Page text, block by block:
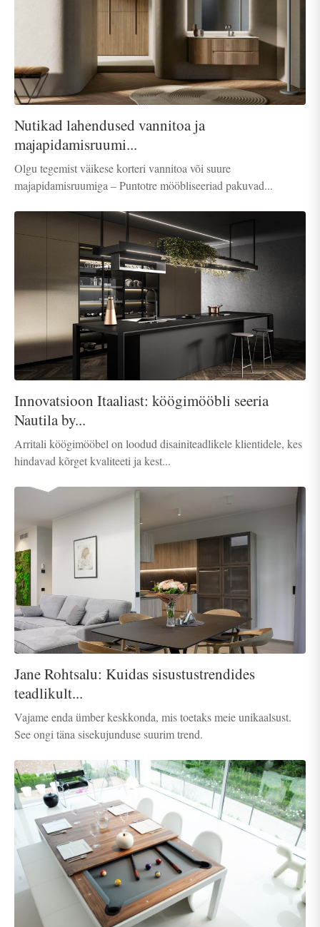
Nutikad lahendused vannitoa ja
majapidamisruumi...
Olgu tegemist väikese korteri vannitoa või suure
majapidamisruumiga – Puntotre mööbliseeriad pakuvad...
Innovatsioon Itaaliast: köögimööbli seeria
Nautila by...
Arritali köögimööbel on loodud disainiteadlikele klientidele, kes
hindavad kõrget kvaliteeti ja kest...
Jane Rohtsalu: Kuidas sisustustrendides
teadlikult...
Vajame enda ümber keskkonda, mis toetaks meie unikaalsust.
See ongi täna sisekujunduse suurim trend.